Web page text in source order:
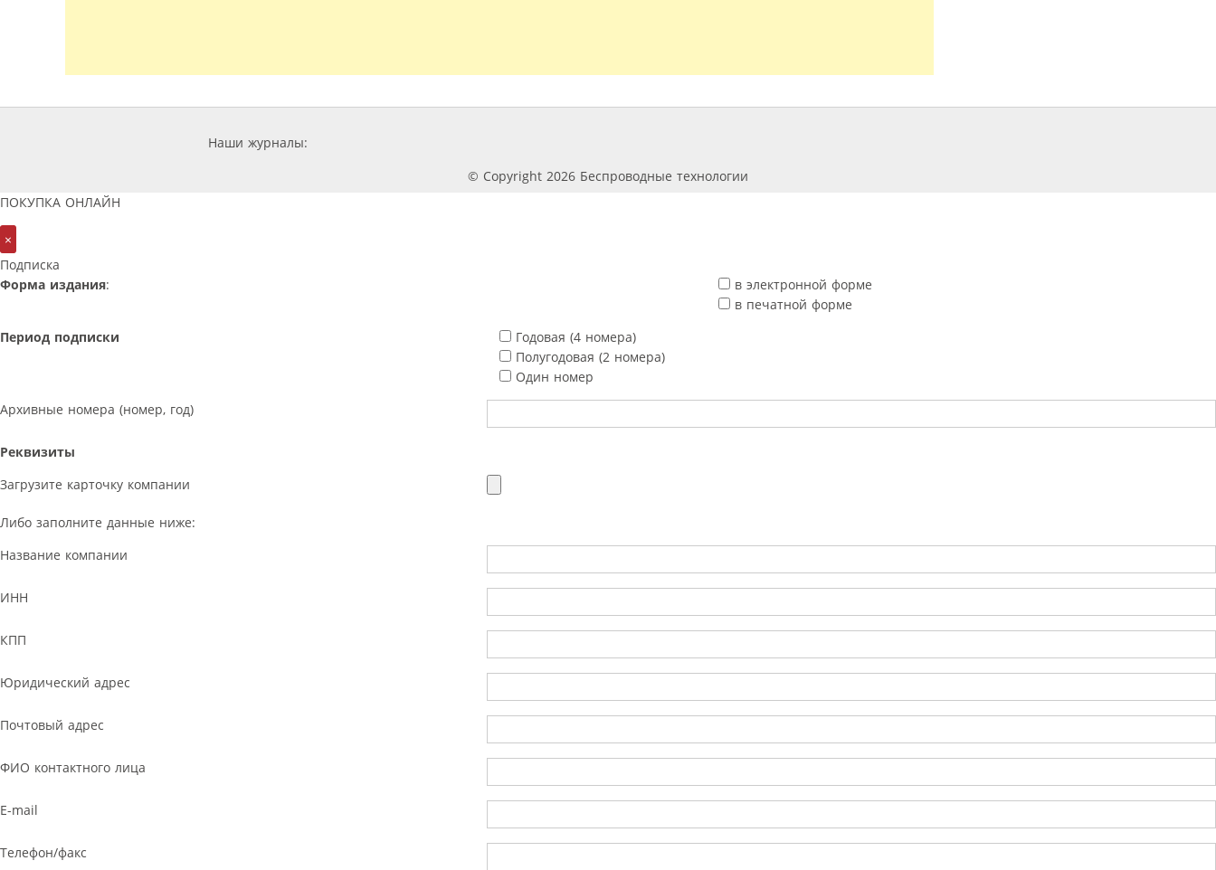
Наши журналы:
© Copyright 2026 Беспроводные технологии
ПОКУПКА ОНЛАЙН
×
Подписка
Форма издания:
в электронной форме
в печатной форме
Период подписки
Годовая (4 номера)
Полугодовая (2 номера)
Один номер
Архивные номера (номер, год)
Реквизиты
Загрузите карточку компании
Либо заполните данные ниже:
Название компании
ИНН
КПП
Юридический адрес
Почтовый адрес
ФИО контактного лица
E-mail
Телефон/факс